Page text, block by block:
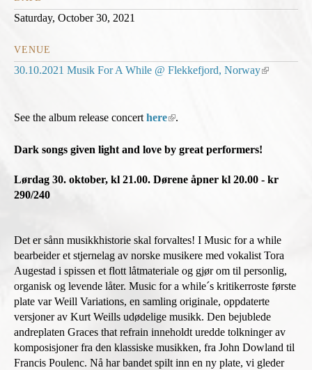
Saturday, October 30, 2021
VENUE
30.10.2021 Musik For A While @ Flekkefjord, Norway(
i
r
n
a
l
)
See the album release concert here(
i
k
x
t
e
r
n
a
l
)
.
Dark songs given light and love by great performers!
Lørdag 30. oktober, kl 21.00. Dørene åpner kl 20.00 - kr
290/240
Det er sånn musikkhistorie skal forvaltes! I Music for a while
bearbeider et stjernelag av norske musikere med vokalist Tora
Augestad i spissen et flott låtmateriale og gjør om til personlig,
organisk og levende låter. Music for a while´s kritikerroste første
plate var Weill Variations, en samling originale, oppdaterte
versjoner av Kurt Weills udødelige musikk. Den bejublede
andreplaten Graces that refrain inneholdt uredde tolkninger av
komposisjoner fra den klassiske musikken, fra John Dowland til
Francis Poulenc. Nå har bandet spilt inn en ny plate, vi gleder